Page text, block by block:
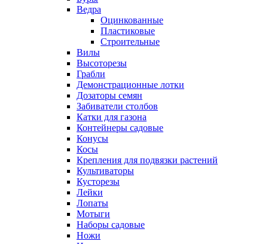
Ведра
Оцинкованные
Пластиковые
Строительные
Вилы
Высоторезы
Грабли
Демонстрационные лотки
Дозаторы семян
Забиватели столбов
Катки для газона
Контейнеры садовые
Конусы
Косы
Крепления для подвязки растений
Культиваторы
Кусторезы
Лейки
Лопаты
Мотыги
Наборы садовые
Ножи